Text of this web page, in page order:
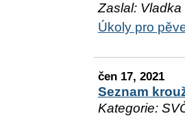
Zaslal: Vladka
Úkoly pro
čen 17, 2021
Seznam
Kategorie: